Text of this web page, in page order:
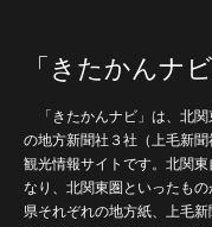
「きたかんナ
「きたかんナビ」は、北関
の地方新聞社３社（上毛新
観光情報サイトです。北関
なり、北関東圏といったも
県それぞれの地方紙、上毛